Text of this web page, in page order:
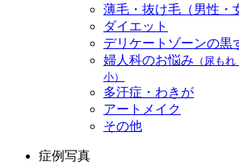
薄毛・抜け毛（男性・
ダイエット
デリケートゾーンの黒
婦人科のお悩み （尿も
小）
多汗症・わきが
アートメイク
その他
症例写真